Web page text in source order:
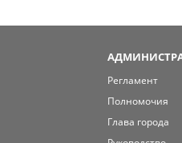
Регламент
Полномочия
Глава города